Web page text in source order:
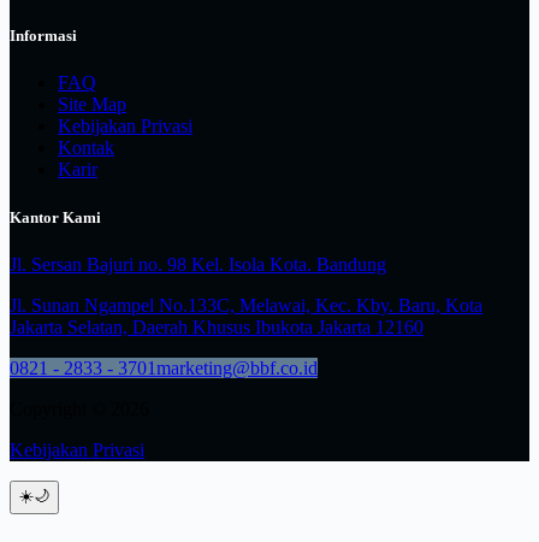
Informasi
FAQ
Site Map
Kebijakan Privasi
Kontak
Karir
Kantor Kami
Jl. Sersan Bajuri no. 98 Kel. Isola Kota. Bandung
Jl. Sunan Ngampel No.133C, Melawai, Kec. Kby. Baru, Kota
Jakarta Selatan, Daerah Khusus Ibukota Jakarta 12160
0821 - 2833 - 3701marketing@bbf.co.id
Kebijakan Privasi
☀️🌙